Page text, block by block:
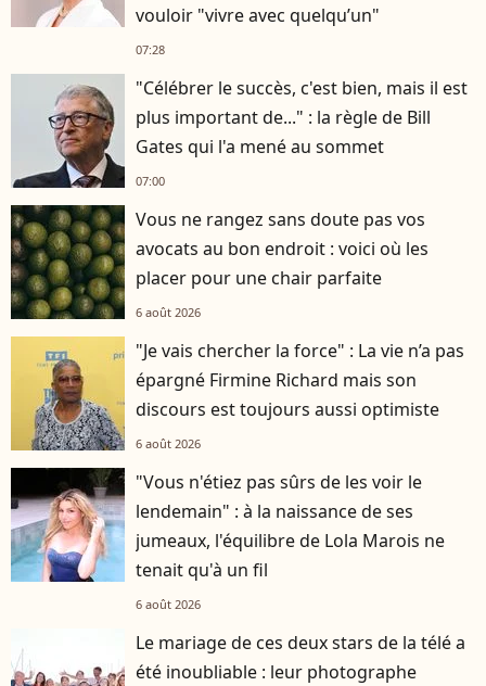
vouloir "vivre avec quelqu’un"
07:28
"Célébrer le succès, c'est bien, mais il est
plus important de..." : la règle de Bill
Gates qui l'a mené au sommet
07:00
Vous ne rangez sans doute pas vos
avocats au bon endroit : voici où les
placer pour une chair parfaite
6 août 2026
"Je vais chercher la force" : La vie n’a pas
épargné Firmine Richard mais son
discours est toujours aussi optimiste
6 août 2026
"Vous n'étiez pas sûrs de les voir le
lendemain" : à la naissance de ses
jumeaux, l'équilibre de Lola Marois ne
tenait qu'à un fil
6 août 2026
Le mariage de ces deux stars de la télé a
été inoubliable : leur photographe